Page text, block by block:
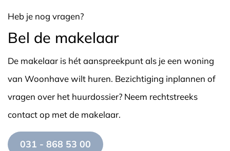
Heb je nog vragen?
Bel de makelaar
De makelaar is hét aanspreekpunt als je een woning
van Woonhave wilt huren. Bezichtiging inplannen of
vragen over het huurdossier? Neem rechtstreeks
contact op met de makelaar.
031 - 868 53 00